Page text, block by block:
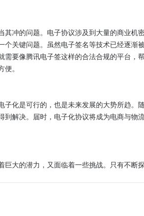
冲的问题。电子协议涉及到大量的商业机
关键问题。虽然电子签名等技术已经逐渐
要像腾讯电子签这样的合法合规的平台，
。
化是可行的，也是未来发展的大势所趋。
解决。届时，电子化协议将成为电商与物
大的潜力，又面临着一些挑战。只有不断